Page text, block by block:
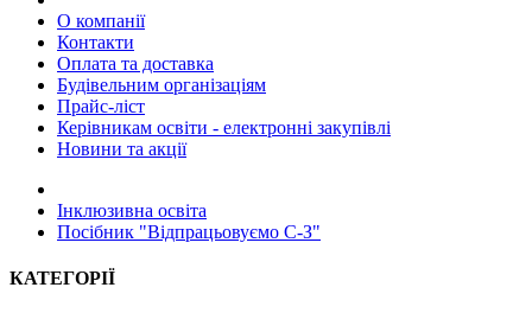
О компанії
Контакти
Оплата та доставка
Будівельним організаціям
Прайс-ліст
Керівникам освіти - електронні закупівлі
Новини та акції
Інклюзивна освіта
Посібник "Відпрацьовуємо С-З"
КАТЕГОРІЇ